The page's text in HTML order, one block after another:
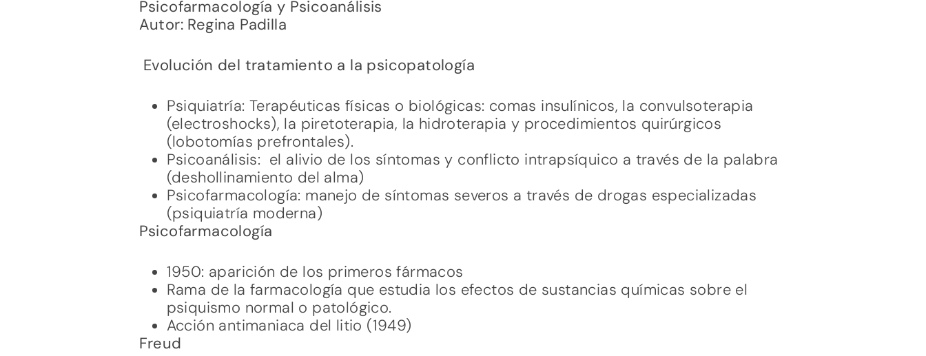
Psicofarmacología y Psicoanálisis
Autor: Regina Padilla
Evolución del tratamiento a la psicopatología
Psiquiatría: Terapéuticas físicas o biológicas: comas insulínicos, la convulsoterapia
(electroshocks), la piretoterapia, la hidroterapia y procedimientos quirúrgicos
(lobotomías prefrontales).
Psicoanálisis: el alivio de los síntomas y conflicto intrapsíquico a través de la palabra
(deshollinamiento del alma)
Psicofarmacología: manejo de síntomas severos a través de drogas especializadas
(psiquiatría moderna)
Psicofarmacología
1950: aparición de los primeros fármacos
Rama de la farmacología que estudia los efectos de sustancias químicas sobre el
psiquismo normal o patológico.
Acción antimaniaca del litio (1949)
Freud